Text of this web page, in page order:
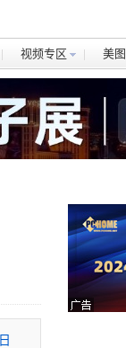
视频专区 美